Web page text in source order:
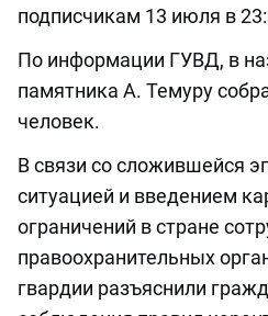
подписчикам 13 июля в
По информации ГУВД, в
памятника А. Темуру
человек.
В связи со сложившейся
ситуацией и введением
ограничений в стране
правоохранительных
гвардии разъяснили